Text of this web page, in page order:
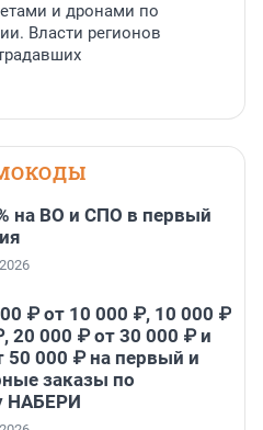
и дронами по
Власти регионов
на ВО и СПО в первый
₽ от 10 000 ₽, 10 000 ₽
20 000 ₽ от 30 000 ₽ и
50 000 ₽ на первый и
заказы по
НАБЕРИ